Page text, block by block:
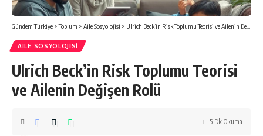
Gündem Türkiye >Toplum > Aile Sosyolojisi > Ulrich Beck’in Risk Toplumu Teorisi ve Ailenin Değişen Rolü
AILE SOSYOLOJISI
Ulrich Beck’in Risk Toplumu Teorisi
ve Ailenin Değişen Rolü
5 Dk Okuma